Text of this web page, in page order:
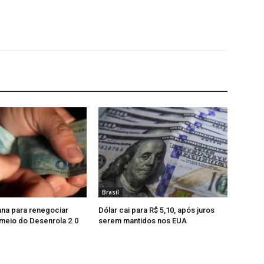
para renegociar
do Desenrola 2.0
Brasil
Dólar cai para R$ 5,10, após juros
serem mantidos nos EUA